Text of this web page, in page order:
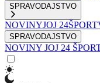
SPRAVODAJSTVO
NOVINYJOJ 24ŠPORT
SPRAVODAJSTVO
NOVINY JOJ 24